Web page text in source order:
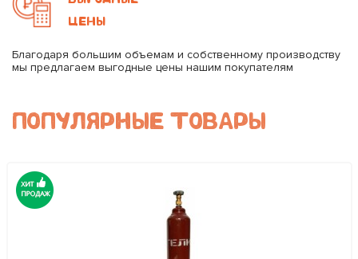
ЦЕНЫ
Благодаря большим объемам и собственному производству
мы предлагаем выгодные цены нашим покупателям
ПОПУЛЯРНЫЕ ТОВАРЫ